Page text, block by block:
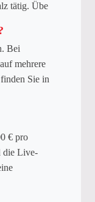
tätig. Übe
Bei
mehrere
Sie in
€ pro
die Live-